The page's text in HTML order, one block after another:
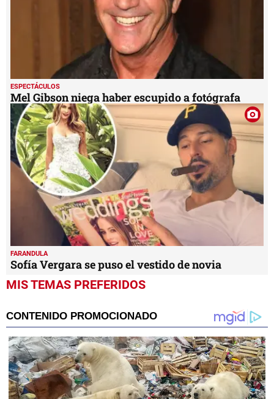
ESPECTÁCULOS
Mel Gibson niega haber escupido a fotógrafa
FARANDULA
Sofía Vergara se puso el vestido de novia
MIS TEMAS PREFERIDOS